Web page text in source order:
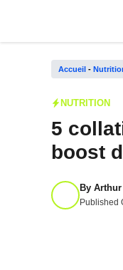
Accueil -
NUTRITION
5
boost
By Arthur
Published